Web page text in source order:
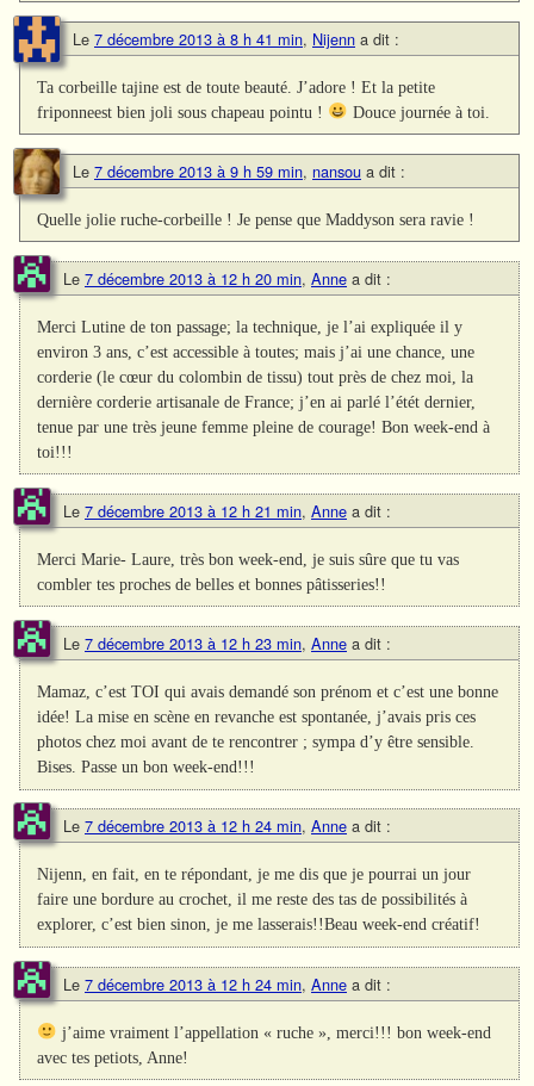
Le 7 décembre 2013 à 8 h 41 min, Nijenn a dit :
Ta corbeille tajine est de toute beauté. J’adore ! Et la petite
friponneest bien joli sous chapeau pointu !
Douce journée à toi.
Le 7 décembre 2013 à 9 h 59 min, nansou a dit :
Quelle jolie ruche-corbeille ! Je pense que Maddyson sera ravie !
Le 7 décembre 2013 à 12 h 20 min, Anne a dit :
Merci Lutine de ton passage; la technique, je l’ai expliquée il y
environ 3 ans, c’est accessible à toutes; mais j’ai une chance, une
corderie (le cœur du colombin de tissu) tout près de chez moi, la
dernière corderie artisanale de France; j’en ai parlé l’étét dernier,
tenue par une très jeune femme pleine de courage! Bon week-end à
toi!!!
Le 7 décembre 2013 à 12 h 21 min, Anne a dit :
Merci Marie- Laure, très bon week-end, je suis sûre que tu vas
combler tes proches de belles et bonnes pâtisseries!!
Le 7 décembre 2013 à 12 h 23 min, Anne a dit :
Mamaz, c’est TOI qui avais demandé son prénom et c’est une bonne
idée! La mise en scène en revanche est spontanée, j’avais pris ces
photos chez moi avant de te rencontrer ; sympa d’y être sensible.
Bises. Passe un bon week-end!!!
Le 7 décembre 2013 à 12 h 24 min, Anne a dit :
Nijenn, en fait, en te répondant, je me dis que je pourrai un jour
faire une bordure au crochet, il me reste des tas de possibilités à
explorer, c’est bien sinon, je me lasserais!!Beau week-end créatif!
Le 7 décembre 2013 à 12 h 24 min, Anne a dit :
j’aime vraiment l’appellation « ruche », merci!!! bon week-end
avec tes petiots, Anne!